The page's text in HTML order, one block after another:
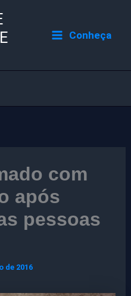
Conheça
com
após
pessoas
de 2016